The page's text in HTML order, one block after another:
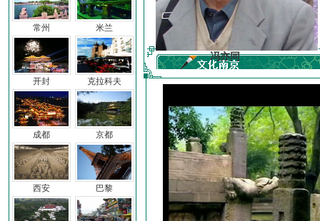
常州
开封
成都
西安
米兰
克拉科夫
京都
巴黎
冯亦同